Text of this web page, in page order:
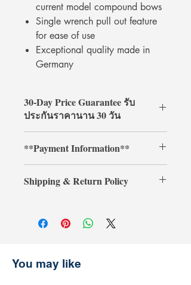
current model compound bows
Single wrench pull out feature
for ease of use
Exceptional quality made in
Germany
30-Day Price Guarantee รับ
ประกันราคานาน 30 วัน
ArcheryShopThai! If you find a lower
price on our website within 30 days of
your purchase, simply present your
payment receipt, and we'll refund the
รับประกันราคานาน 30 วัน
ของเราภายใน 30 วันหลังจากการซื้อ
**Payment Information**
additional 3% processing fee.**
Shipping & Return Policy
การจัดส่งและการคืนสินค้า
You may like